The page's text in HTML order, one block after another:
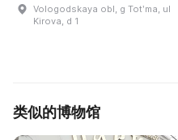
Vologodskaya obl, g Totʹma, ul
Kirova, d 1
类似的博物馆